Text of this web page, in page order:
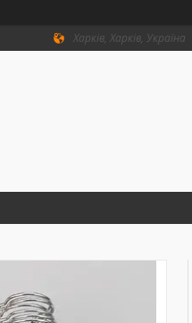
Харків, Харків, Україна